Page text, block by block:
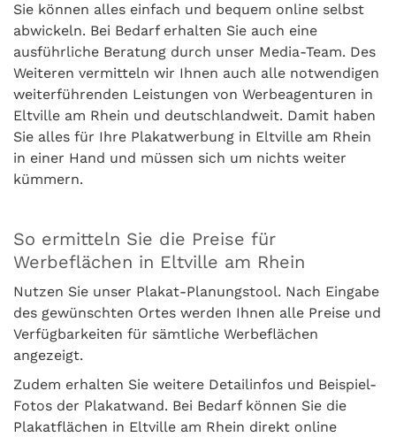
Sie können alles einfach und bequem online selbst
abwickeln. Bei Bedarf erhalten Sie auch eine
ausführliche Beratung durch unser Media-Team. Des
Weiteren vermitteln wir Ihnen auch alle notwendigen
weiterführenden Leistungen von Werbeagenturen in
Eltville am Rhein und deutschlandweit. Damit haben
Sie alles für Ihre Plakatwerbung in Eltville am Rhein
in einer Hand und müssen sich um nichts weiter
kümmern.
So ermitteln Sie die Preise für
Werbeflächen in Eltville am Rhein
Nutzen Sie unser Plakat-Planungstool. Nach Eingabe
des gewünschten Ortes werden Ihnen alle Preise und
Verfügbarkeiten für sämtliche Werbeflächen
angezeigt.
Zudem erhalten Sie weitere Detailinfos und Beispiel-
Fotos der Plakatwand. Bei Bedarf können Sie die
Plakatflächen in Eltville am Rhein direkt online